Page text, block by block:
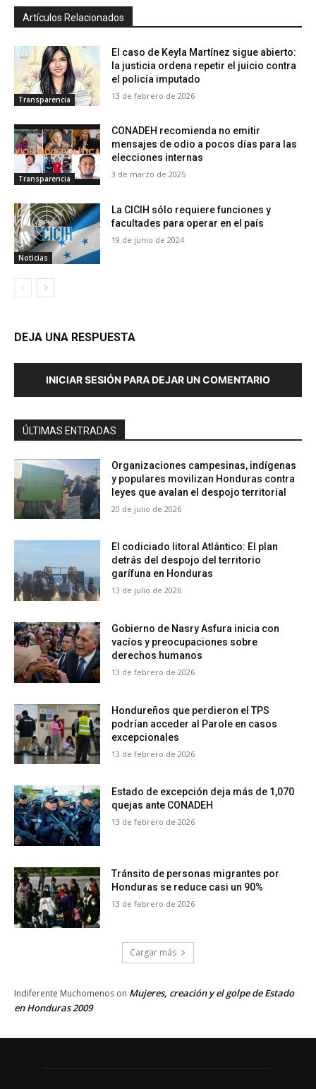
Artículos Relacionados
Transparencia
El caso de Keyla Martínez sigue abierto:
la justicia ordena repetir el juicio contra
el policía imputado
13 de febrero de 2026
Transparencia
CONADEH recomienda no emitir
mensajes de odio a pocos días para las
elecciones internas
3 de marzo de 2025
Noticias
La CICIH sólo requiere funciones y
facultades para operar en el país
19 de junio de 2024
DEJA UNA RESPUESTA
INICIAR SESIÓN PARA DEJAR UN COMENTARIO
ÚLTIMAS ENTRADAS
Organizaciones campesinas, indígenas
y populares movilizan Honduras contra
leyes que avalan el despojo territorial
20 de julio de 2026
El codiciado litoral Atlántico: El plan
detrás del despojo del territorio
garífuna en Honduras
13 de julio de 2026
Gobierno de Nasry Asfura inicia con
vacíos y preocupaciones sobre
derechos humanos
13 de febrero de 2026
Hondureños que perdieron el TPS
podrían acceder al Parole en casos
excepcionales
13 de febrero de 2026
Estado de excepción deja más de 1,070
quejas ante CONADEH
13 de febrero de 2026
Tránsito de personas migrantes por
Honduras se reduce casi un 90%
13 de febrero de 2026
Cargar más
Indiferente Muchomenos on Mujeres, creación y el golpe de Estado
en Honduras 2009